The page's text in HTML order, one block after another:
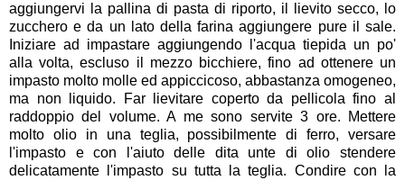
aggiungervi la pallina di pasta di riporto, il lievito secco, lo
zucchero e da un lato della farina aggiungere pure il sale.
Iniziare ad impastare aggiungendo l'acqua tiepida un po'
alla volta, escluso il mezzo bicchiere, fino ad ottenere un
impasto molto molle ed appiccicoso, abbastanza omogeneo,
ma non liquido. Far lievitare coperto da pellicola fino al
raddoppio del volume. A me sono servite 3 ore. Mettere
molto olio in una teglia, possibilmente di ferro, versare
l'impasto e con l'aiuto delle dita unte di olio stendere
delicatamente l'impasto su tutta la teglia. Condire con la